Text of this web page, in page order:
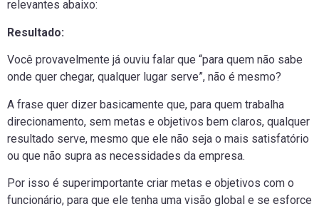
relevantes abaixo:
Resultado:
Você provavelmente já ouviu falar que “para quem não sabe
onde quer chegar, qualquer lugar serve”, não é mesmo?
A frase quer dizer basicamente que, para quem trabalha
direcionamento, sem metas e objetivos bem claros, qualquer
resultado serve, mesmo que ele não seja o mais satisfatório
ou que não supra as necessidades da empresa.
Por isso é superimportante criar metas e objetivos com o
funcionário, para que ele tenha uma visão global e se esforce